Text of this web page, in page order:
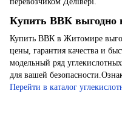
Купить ВВК выгодно
Купить ВВК в Житомире
цены, гарантия качества и
модельный ряд
для вашей
Перейти в каталог